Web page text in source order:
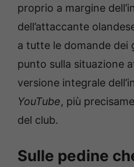
proprio a margine
dell’attaccante
a tutte le domande dei
punto sulla situazione
versione integrale
YouTube, più
del club.
Sulle pedine